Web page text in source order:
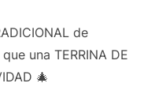
de
una TERRINA DE
🎄